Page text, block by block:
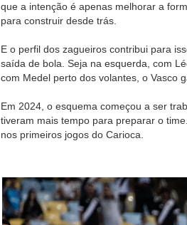
que a intenção é apenas melhorar a
para construir desde trás.
E o perfil dos zagueiros contribui para
saída de bola. Seja na esquerda, com
com Medel perto dos volantes, o Vasco
Em 2024, o esquema começou a ser
tiveram mais tempo para preparar o
nos primeiros jogos do Carioca.